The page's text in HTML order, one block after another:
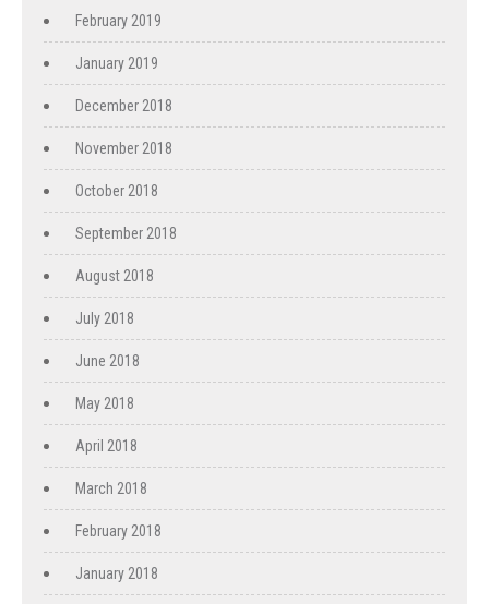
February 2019
January 2019
December 2018
November 2018
October 2018
September 2018
August 2018
July 2018
June 2018
May 2018
April 2018
March 2018
February 2018
January 2018